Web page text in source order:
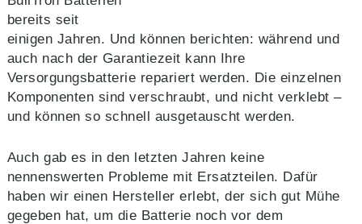
bereits seit
einigen Jahren. Und können berichten: während und
auch nach der Garantiezeit kann Ihre
Versorgungsbatterie repariert werden. Die einzelnen
Komponenten sind verschraubt, und nicht verklebt –
und können so schnell ausgetauscht werden.
Auch gab es in den letzten Jahren keine
nennenswerten Probleme mit Ersatzteilen. Dafür
haben wir einen Hersteller erlebt, der sich gut Mühe
gegeben hat, um die Batterie noch vor dem